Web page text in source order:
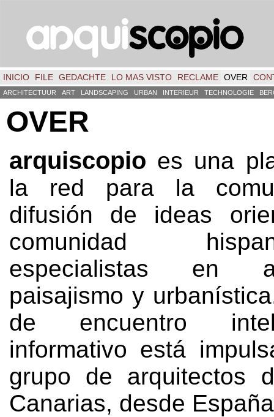
INICIO FILE GEDACHTE LO MAS VISTO RECLAME OVER
ARCHITECTUUR ART LANDSCAPING URBAN INTERIEUR TECHNOLOGIE
OVER
arquiscopio es una
la red para la
difusión de ideas
comunidad
especialistas en
paisajismo y urbanística
de encuentro
informativo está
grupo de arquitectos
Canarias, desde España